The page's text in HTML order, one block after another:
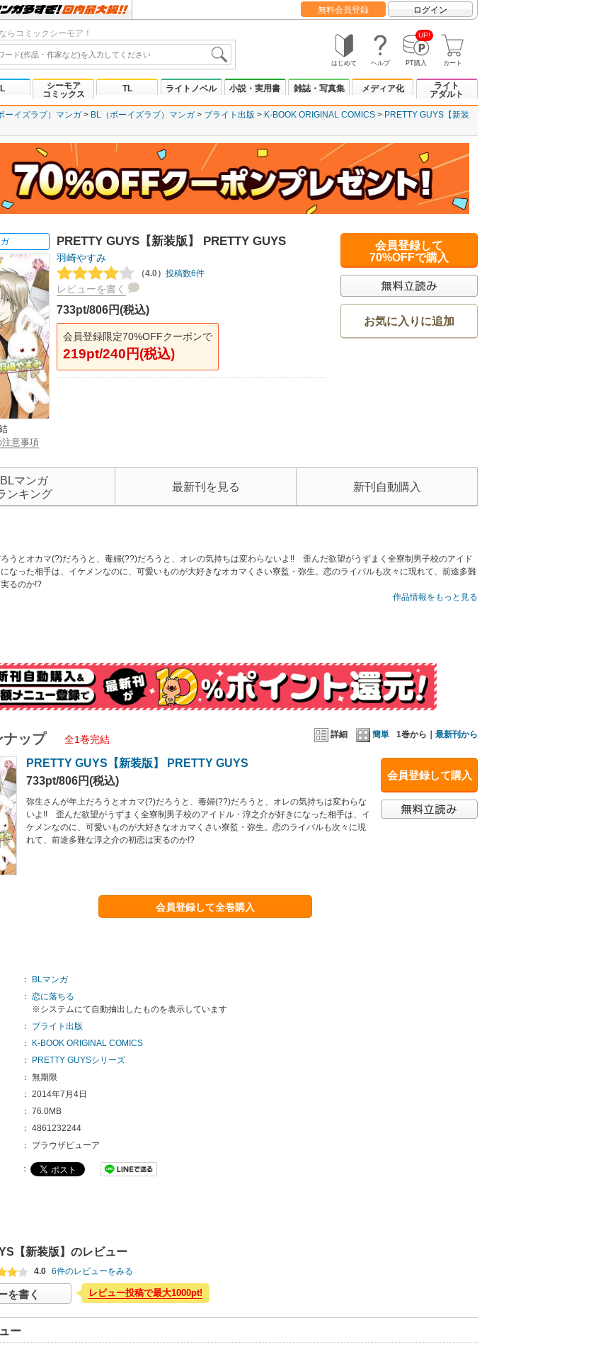
無料会員登録 ログイン
らコミックシーモア！
はじめて ヘルプ
UP!
PT購入 カート
シーモア
コミックス
TL ライトノベル 小説・実用書 雑誌・写真集 メディア化
ライト
アダルト
ーイズラブ）マンガ BL（ボーイズラブ）マンガ ブライト出版 K-BOOK ORIGINAL COMICS
PRETTY GUYS【新装
注意事項
PRETTY GUYS【新装版】 PRETTY GUYS
羽崎やすみ
（4.0） 投稿数6件
レビューを書く
733pt/806円(税込)
会員登録限定70%OFFクーポンで
219pt/240円(税込)
会員登録して
70%OFFで購入
お気に入りに追加
BLマンガ
ンキング
最新刊を見る 新刊自動購入
うとオカマ(?)だろうと、毒婦(??)だろうと、オレの気持ちは変わらないよ!! 歪んだ欲望がうずまく全寮制男子校のアイド
なった相手は、イケメンなのに、可愛いものが大好きなオカマくさい寮監・弥生。恋のライバルも次々に現れて、前途多難
るのか!?
作品情報をもっと見る
詳細 簡単 1巻から｜ 最新刊から
ナップ 全1巻完結
会員登録して購入
PRETTY GUYS【新装版】 PRETTY GUYS
733pt/806円(税込)
弥生さんが年上だろうとオカマ(?)だろうと、毒婦(??)だろうと、オレの気持ちは変わらな
いよ!! 歪んだ欲望がうずまく全寮制男子校のアイドル・淳之介が好きになった相手は、イ
ケメンなのに、可愛いものが大好きなオカマくさい寮監・弥生。恋のライバルも次々に現
れて、前途多難な淳之介の初恋は実るのか!?
会員登録して全巻購入
：
BLマンガ
： 恋に落ちる
※システムにて自動抽出したものを表示しています
：
ブライト出版
：
K-BOOK ORIGINAL COMICS
：
PRETTY GUYSシリーズ
： 無期限
： 2014年7月4日
： 76.0MB
： 4861232244
： ブラウザビューア
：
【新装版】のレビュー
4.0 6件のレビューをみる
を書く レビュー投稿で最大1000pt!
ー